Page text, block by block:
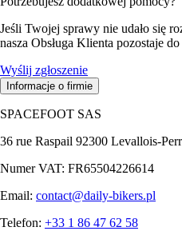
Jeśli Twojej sprawy nie udało się
nasza Obsługa Klienta pozostaje
Wyślij zgłoszenie
Informacje o firmie
SPACEFOOT SAS
36 rue Raspail 92300 Levallois-
Numer VAT: FR65504226614
Email: contact@daily-bikers.pl
Telefon: +33 1 86 47 62 58